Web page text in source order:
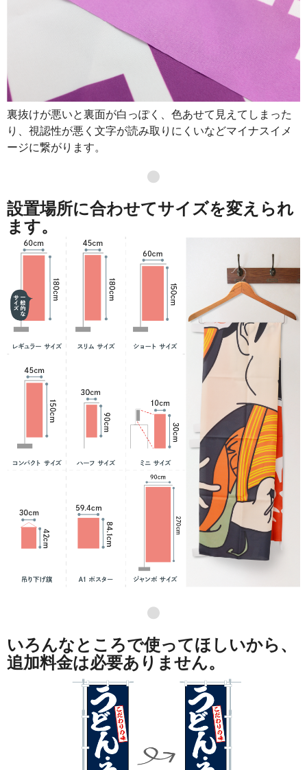
裏抜けが悪いと裏面が白っぽく、色あせて見えてしまった
り、視認性が悪く文字が読み取りにくいなどマイナスイメ
ージに繋がります。
●
設置場所に合わせてサイズを変えられ
ます。
●
いろんなところで使ってほしいから、
追加料金は必要ありません。